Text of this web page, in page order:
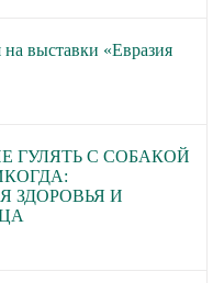
выставки «Евразия
ГУЛЯТЬ С СОБАКОЙ
ЗДОРОВЬЯ И